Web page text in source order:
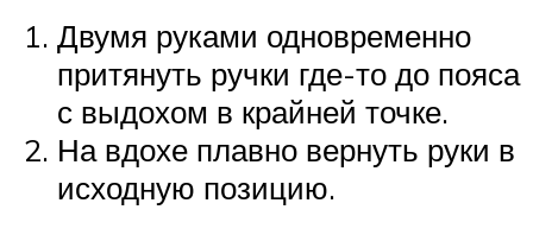
Двумя руками одновременно
притянуть ручки где-то до пояса
с выдохом в крайней точке.
На вдохе плавно вернуть руки в
исходную позицию.